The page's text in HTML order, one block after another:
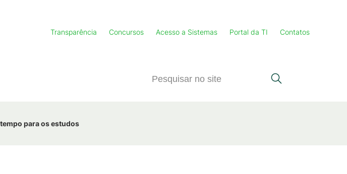
Transparência Concursos Acesso a Sistemas Portal da TI Contatos
para os estudos